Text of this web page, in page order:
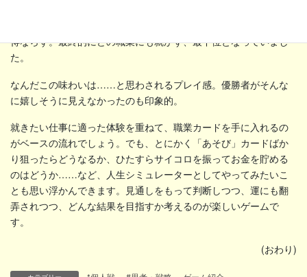
得ならず。最終的にどの職業にも就かず、最下位となっていまし
た。
なんだこの味わいは……と思わされるプレイ感。優勝者がそんな
に嬉しそうに見えなかったのも印象的。
就きたい仕事に適った体験を重ねて、職業カードを手に入れるの
がベースの流れでしょう。でも、とにかく「あそび」カードばか
り狙ったらどうなるか、ひたすらサイコロを振ってお金を貯める
のはどうか……など、人生シミュレーターとしてやってみたいこ
とも思い浮かんできます。見通しをもって判断しつつ、運にも翻
弄されつつ、どんな結果を目指すか考えるのが楽しいゲームで
す。
(おわり)